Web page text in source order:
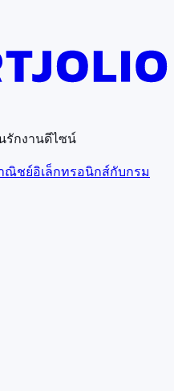
รักงานดีไซน์